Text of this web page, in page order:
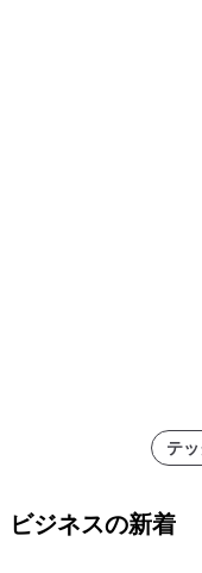
テ
ビジネスの新着